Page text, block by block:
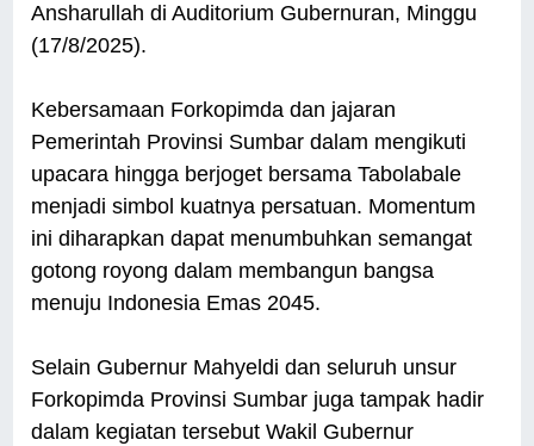
Ansharullah di Auditorium Gubernuran, Minggu
(17/8/2025).
Kebersamaan Forkopimda dan jajaran
Pemerintah Provinsi Sumbar dalam mengikuti
upacara hingga berjoget bersama Tabolabale
menjadi simbol kuatnya persatuan. Momentum
ini diharapkan dapat menumbuhkan semangat
gotong royong dalam membangun bangsa
menuju Indonesia Emas 2045.
Selain Gubernur Mahyeldi dan seluruh unsur
Forkopimda Provinsi Sumbar juga tampak hadir
dalam kegiatan tersebut Wakil Gubernur